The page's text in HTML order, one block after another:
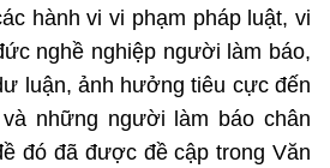
hành vi vi phạm pháp luật, vi
nghề nghiệp người làm báo,
luận, ảnh hưởng tiêu cực đến
những người làm báo chân
đó đã được đề cập trong Văn